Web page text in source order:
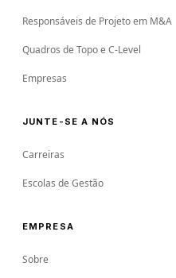
Responsáveis de Projeto em M&A
Quadros de Topo e C-Level
Empresas
JUNTE-SE A NÓS
Carreiras
Escolas de Gestão
EMPRESA
Sobre